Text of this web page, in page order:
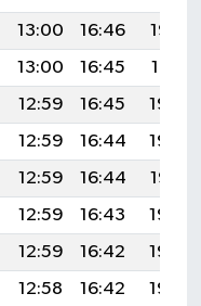
13:00 16:46
19:52
13:00 16:45
19:51
12:59 16:45
19:50
12:59 16:44
19:49
12:59 16:44
19:47
12:59 16:43
19:46
12:59 16:42
19:45
12:58 16:42
19:43